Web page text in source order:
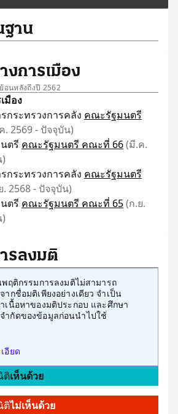
าน
งการเมือง
อนหลังถึงปี 2562
มือง
กระทรวงการคลัง คณะรัฐมนตรี
. 2569 - ปัจจุบัน)
ตรี คณะรัฐมนตรี คณะที่ 66(มี.ค.
กระทรวงการคลัง คณะรัฐมนตรี
. 2568 - ปัจจุบัน)
ตรี คณะรัฐมนตรี คณะที่ 65(ก.ย.
รลงมติ
พฤติกรรมการลงมติไม่สามารถ
กชื่อมติเพียงอย่างเดียว จำเป็น
เนื้อหาของมติประกอบ และศึกษา
ำกัดของข้อมูลก่อนนำไปใช้
อียด
ติเห็นด้วย
ติไม่เห็นด้วย